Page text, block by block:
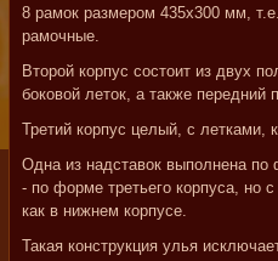
8 рамок размером 435x300 мм,
рамочные.
Второй корпус состоит из двух
боковой леток, а также передний
Третий корпус целый, с летками,
Одна из надставок выполнена по
- по форме третьего корпуса, но
как в нижнем корпусе.
Такая конструкция улья